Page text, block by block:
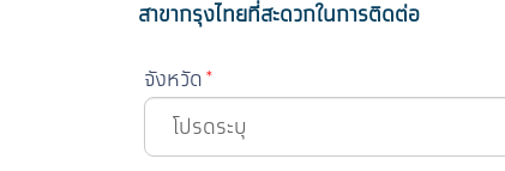
สาขากรุงไทยที่สะดวกในการติดต่อ
จังหวัด*
โปรดระบุ